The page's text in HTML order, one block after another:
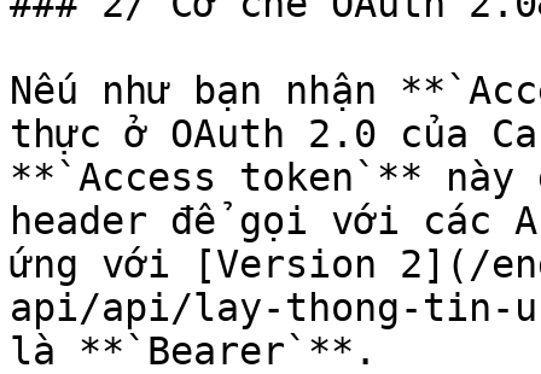
Nếu như bạn nhận
thực ở OAuth 2.0 của
**`Access token`**
header để gọi với các
ứng với [Version 2](/
api/api/lay-thong-tin-
là **`Bearer`**.